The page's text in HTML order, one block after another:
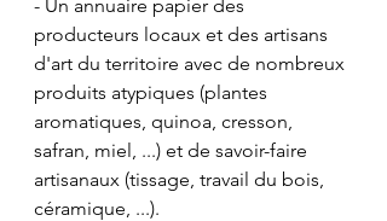
- Un annuaire papier des
producteurs locaux et des artisans
d'art du territoire avec de nombreux
produits atypiques (plantes
aromatiques, quinoa, cresson,
safran, miel, ...) et de savoir-faire
artisanaux (tissage, travail du bois,
céramique, ...).